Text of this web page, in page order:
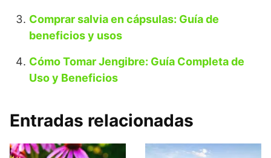
Comprar salvia en cápsulas: Guía de
beneficios y usos
Cómo Tomar Jengibre: Guía Completa de
Uso y Beneficios
Entradas relacionadas